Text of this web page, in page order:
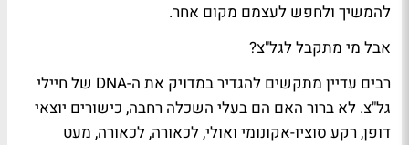
להמשיך ולחפש לעצמם מקום אחר.
אבל מי מתקבל לגל"צ?
רבים עדיין מתקשים להגדיר במדויק את ה-DNA של חיילי
גל"צ. לא ברור האם הם בעלי השכלה רחבה, כישורים יוצאי
דופן, רקע סוציו-אקונומי ואולי, לכאורה, לכאורה, מעט